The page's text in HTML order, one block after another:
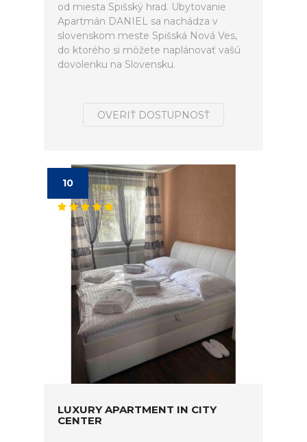
od miesta Spišský hrad. Ubytovanie
Apartmán DANIEL sa nachádza v
slovenskom meste Spišská Nová Ves,
do ktorého si môžete naplánovať vašú
dovolenku na Slovensku.
OVERIŤ DOSTUPNOSŤ
10
LUXURY APARTMENT IN CITY
CENTER